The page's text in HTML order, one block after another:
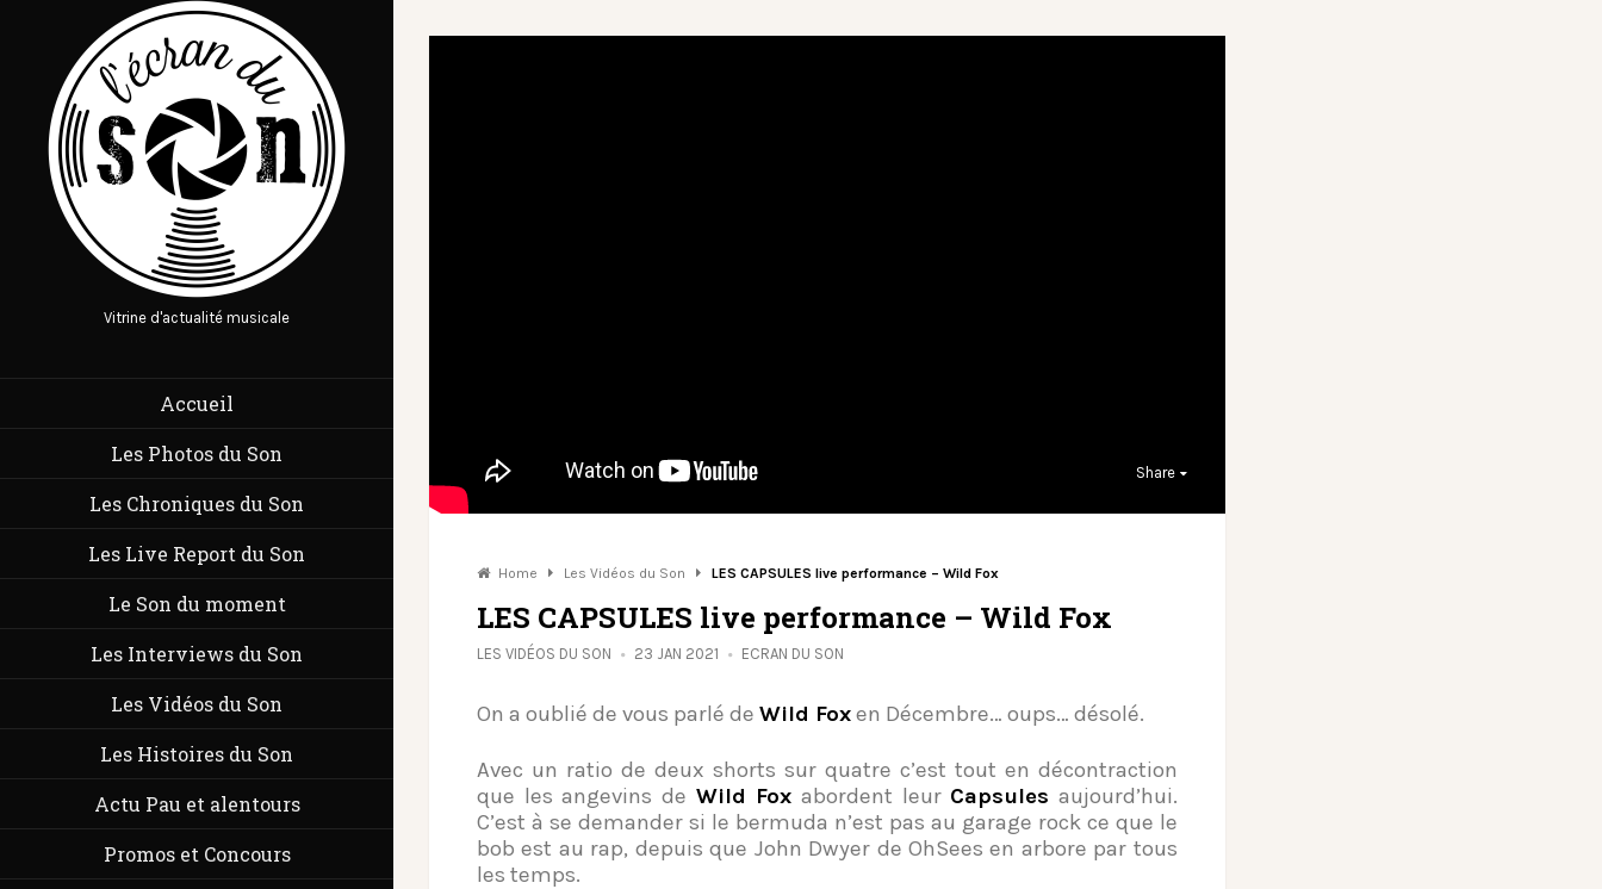
Vitrine d'actualité musicale
Accueil
Les Photos du Son
Les Chroniques du Son
Les Live Report du Son
Le Son du moment
Les Interviews du Son
Les Vidéos du Son
Les Histoires du Son
Actu Pau et alentours
Promos et Concours
Share
Home Les Vidéos du Son LES CAPSULES live performance – Wild Fox
LES CAPSULES live performance – Wild Fox
LES VIDÉOS DU SON 23 JAN 2021 ECRAN DU SON
On a oublié de vous parlé de Wild Foxen Décembre… oups… désolé.
Avec un ratio de deux shorts sur quatre c’est tout en décontraction
que les angevins de Wild Fox abordent leur Capsules aujourd’hui.
C’est à se demander si le bermuda n’est pas au garage rock ce que le
bob est au rap, depuis que John Dwyer de OhSees en arbore par tous
les temps.